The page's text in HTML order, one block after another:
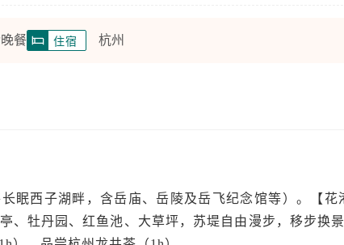
餐 住宿 杭州
眠西子湖畔，含岳庙、岳陵及岳飞纪念馆等）。【花
、牡丹园、红鱼池、大草坪，苏堤自由漫步，移步换